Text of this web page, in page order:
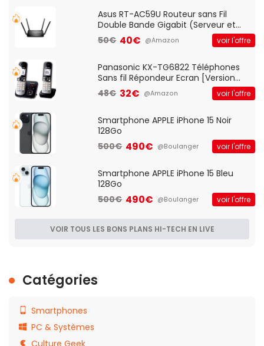
Asus RT-AC59U Routeur sans Fil
Double Bande Gigabit (Serveur et
Client VPN, Triple Vlan, Mode Point
d'accès et Bridge, contrôle Parental,
50€ 40€ @Amazon voir l'offre
Panasonic KX-TG6822 Téléphones
Sans fil Répondeur Ecran [Version
Française]
48€ 32€ @Amazon voir l'offre
Smartphone APPLE iPhone 15 Noir
128Go
500€ 490€ @Boulanger voir l'offre
Smartphone APPLE iPhone 15 Bleu
128Go
500€ 490€ @Boulanger voir l'offre
VOIR TOUS LES BONS PLANS HI-TECH EN LIVE
Catégories
Smartphones
PC & Systèmes